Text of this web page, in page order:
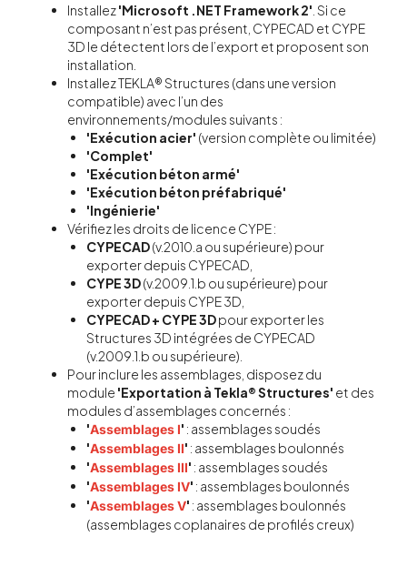
Installez'Microsoft .NET Framework 2' . Si ce
composant n’est pas présent, CYPECAD et CYPE
3D le détectent lors de l’export et proposent son
installation.
Installez TEKLA® Structures (dans une version
compatible) avec l’un des
environnements/modules suivants :
'Exécution acier' (version complète ou limitée)
'Complet'
'Exécution béton armé'
'Exécution béton préfabriqué'
'Ingénierie'
Vérifiez les droits de licence CYPE :
CYPECAD(v.2010.a ou supérieure) pour
exporter depuis CYPECAD,
CYPE 3D(v.2009.1.b ou supérieure) pour
exporter depuis CYPE 3D,
CYPECAD + CYPE 3Dpour exporter les
Structures 3D intégrées de CYPECAD
(v.2009.1.b ou supérieure).
Pour inclure les assemblages, disposez du
module 'Exportation à Tekla® Structures' et des
modules d’assemblages concernés :
'Assemblages I' : assemblages soudés
'Assemblages II' : assemblages boulonnés
'Assemblages III' : assemblages soudés
'Assemblages IV' : assemblages boulonnés
'Assemblages V' : assemblages boulonnés
(assemblages coplanaires de profilés creux)